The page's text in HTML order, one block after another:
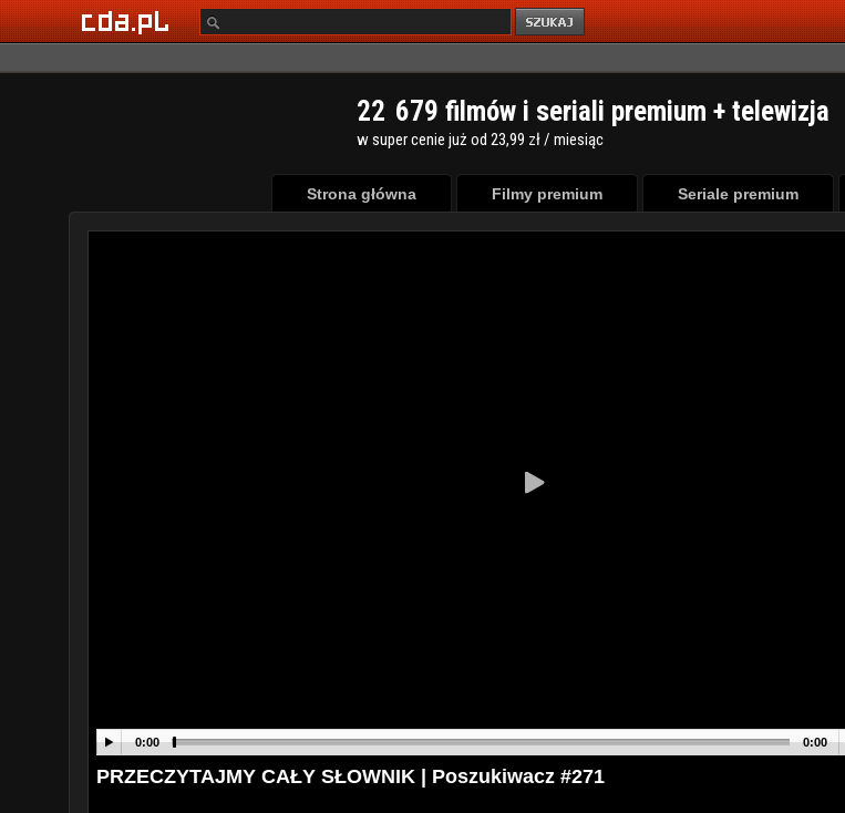
22 679 filmów i seriali premium + telewizja
w super cenie już od 23,99 zł / miesiąc
Strona główna Filmy premium Seriale premium
0:00 0:00
PRZECZYTAJMY CAŁY SŁOWNIK | Poszukiwacz #271